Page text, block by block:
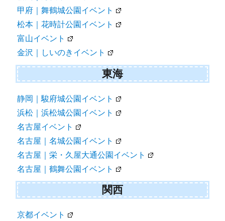
甲府｜舞鶴城公園イベント
松本｜花時計公園イベント
富山イベント
金沢｜しいのきイベント
東海
静岡｜駿府城公園イベント
浜松｜浜松城公園イベント
名古屋イベント
名古屋｜名城公園イベント
名古屋｜栄・久屋大通公園イベント
名古屋｜鶴舞公園イベント
関西
京都イベント